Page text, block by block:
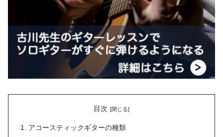
目次
アコースティックギターの種類